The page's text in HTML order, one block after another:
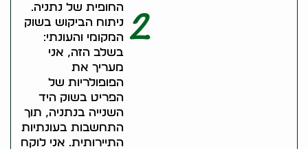
החופית של נתניה.
2 ניתוח הביקוש בשוק
המקומי והעונתי:
בשלב הזה, אני
מעריך את
הפופולריות של
הפריט בשוק היד
השנייה בנתניה, תוך
התחשבות בעונתיות
התיירותית. אני לוקח